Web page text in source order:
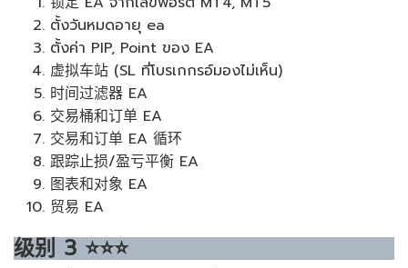
ตั้งวันหมดอายุ ea
ตั้งค่า PIP, Point ของ EA
虚拟车站 (SL ที่โบรเกกรอ์มองไม่เห็น)
时间过滤器 EA
交易桶和订单 EA
交易和订单 EA 循环
跟踪止损/盈亏平衡 EA
图表和对象 EA
贸易 EA
级别 3 ⭐⭐⭐